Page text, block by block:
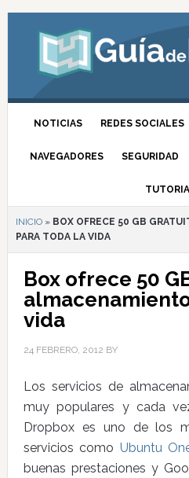
NOTICIAS REDES SOCIALES
NAVEGADORES SEGURIDAD
INICIO» BOX OFRECE 50 GB
PARA TODA LA VIDA
Box ofrece 50
vida
24 FEBRERO, 2012 BY
Los servicios de
muy populares y cada
Dropbox es uno de los
servicios como Ubuntu
buenas prestaciones y